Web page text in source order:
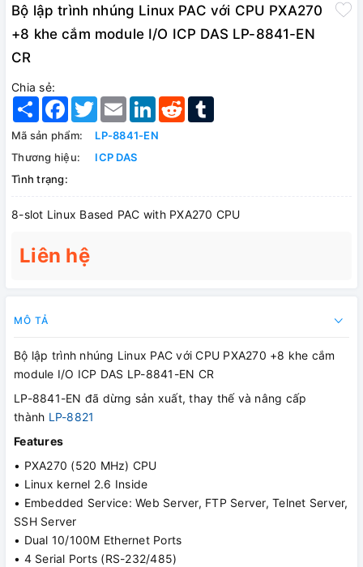
Bộ lập trình nhúng Linux PAC với CPU PXA270
+8 khe cắm module I/O ICP DAS LP-8841-EN
CR
Chia sẻ:
Share Facebook
TwitterEmail LinkedInReddit
Mã sản phẩm:
LP-8841-EN
Thương hiệu:
ICP DAS
Tình trạng:
8-slot Linux Based PAC with PXA270 CPU
Liên hệ
MÔ TẢ
Bộ lập trình nhúng Linux PAC với CPU PXA270 +8 khe cắm
module I/O ICP DAS LP-8841-EN CR
LP-8841-EN đã dừng sản xuất, thay thế và nâng cấp
thành LP-8821
Features
• PXA270 (520 MHz) CPU
• Linux kernel 2.6 Inside
• Embedded Service: Web Server, FTP Server, Telnet Server,
SSH Server
• Dual 10/100M Ethernet Ports
• 4 Serial Ports (RS-232/485)